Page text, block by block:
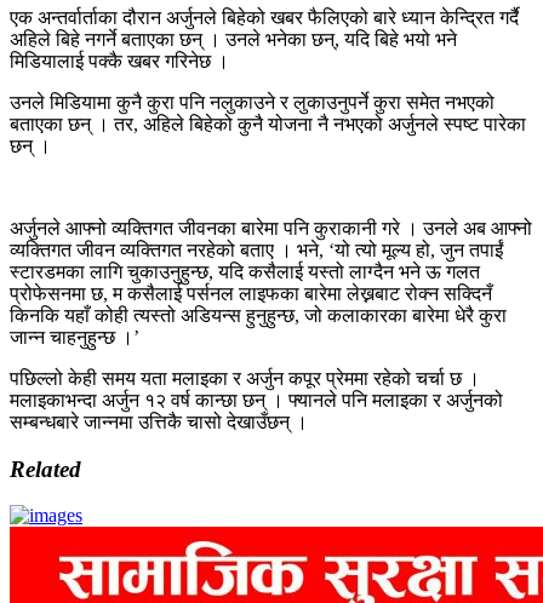
एक अन्तर्वार्ताका दौरान अर्जुनले बिहेको खबर फैलिएको बारे ध्यान केन्द्रित गर्दै
अहिले बिहे नगर्ने बताएका छन् । उनले भनेका छन्, यदि बिहे भयो भने
मिडियालाई पक्कै खबर गरिनेछ ।
उनले मिडियामा कुनै कुरा पनि नलुकाउने र लुकाउनुपर्ने कुरा समेत नभएको
बताएका छन् । तर, अहिले बिहेको कुनै योजना नै नभएको अर्जुनले स्पष्ट पारेका
छन् ।
अर्जुनले आफ्नो व्यक्तिगत जीवनका बारेमा पनि कुराकानी गरे । उनले अब आफ्नो
व्यक्तिगत जीवन व्यक्तिगत नरहेको बताए । भने, ‘यो त्यो मूल्य हो, जुन तपाईं
स्टारडमका लागि चुकाउनुहुन्छ, यदि कसैलाई यस्तो लाग्दैन भने ऊ गलत
प्रोफेसनमा छ, म कसैलाई पर्सनल लाइफका बारेमा लेख्नबाट रोक्न सक्दिनँ
किनकि यहाँ कोही त्यस्तो अडियन्स हुनुहुन्छ, जो कलाकारका बारेमा धेरै कुरा
जान्न चाहनुहुन्छ ।’
पछिल्लो केही समय यता मलाइका र अर्जुन कपूर प्रेममा रहेको चर्चा छ ।
मलाइकाभन्दा अर्जुन १२ वर्ष कान्छा छन् । फ्यानले पनि मलाइका र अर्जुनको
सम्बन्धबारे जान्नमा उत्तिकै चासो देखाउँछन् ।
Related